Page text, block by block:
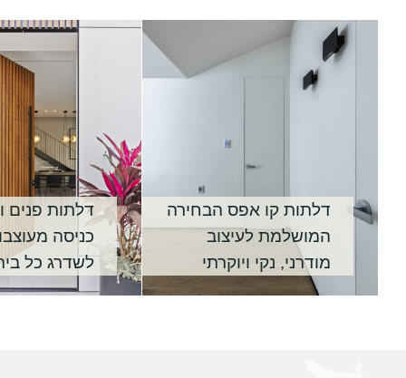
דלתות קו אפס הבחירה
המושלמת לעיצוב
מודרני, נקי ויוקרתי
דלתות פנים
כניסה
לשדרג כל